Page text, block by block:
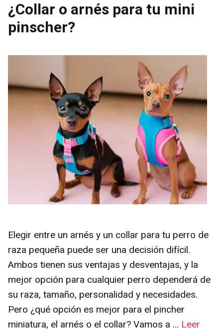
¿Collar o arnés para tu mini
pinscher?
Elegir entre un arnés y un collar para tu perro de
raza pequeña puede ser una decisión difícil.
Ambos tienen sus ventajas y desventajas, y la
mejor opción para cualquier perro dependerá de
su raza, tamaño, personalidad y necesidades.
Pero ¿qué opción es mejor para el pincher
miniatura, el arnés o el collar? Vamos a … Leer